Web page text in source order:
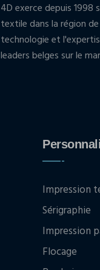
4D exerce depuis 1998
textile dans la région
technologie et
leaders belges sur le
Impression
Sérigraphie
Impression
Flocage